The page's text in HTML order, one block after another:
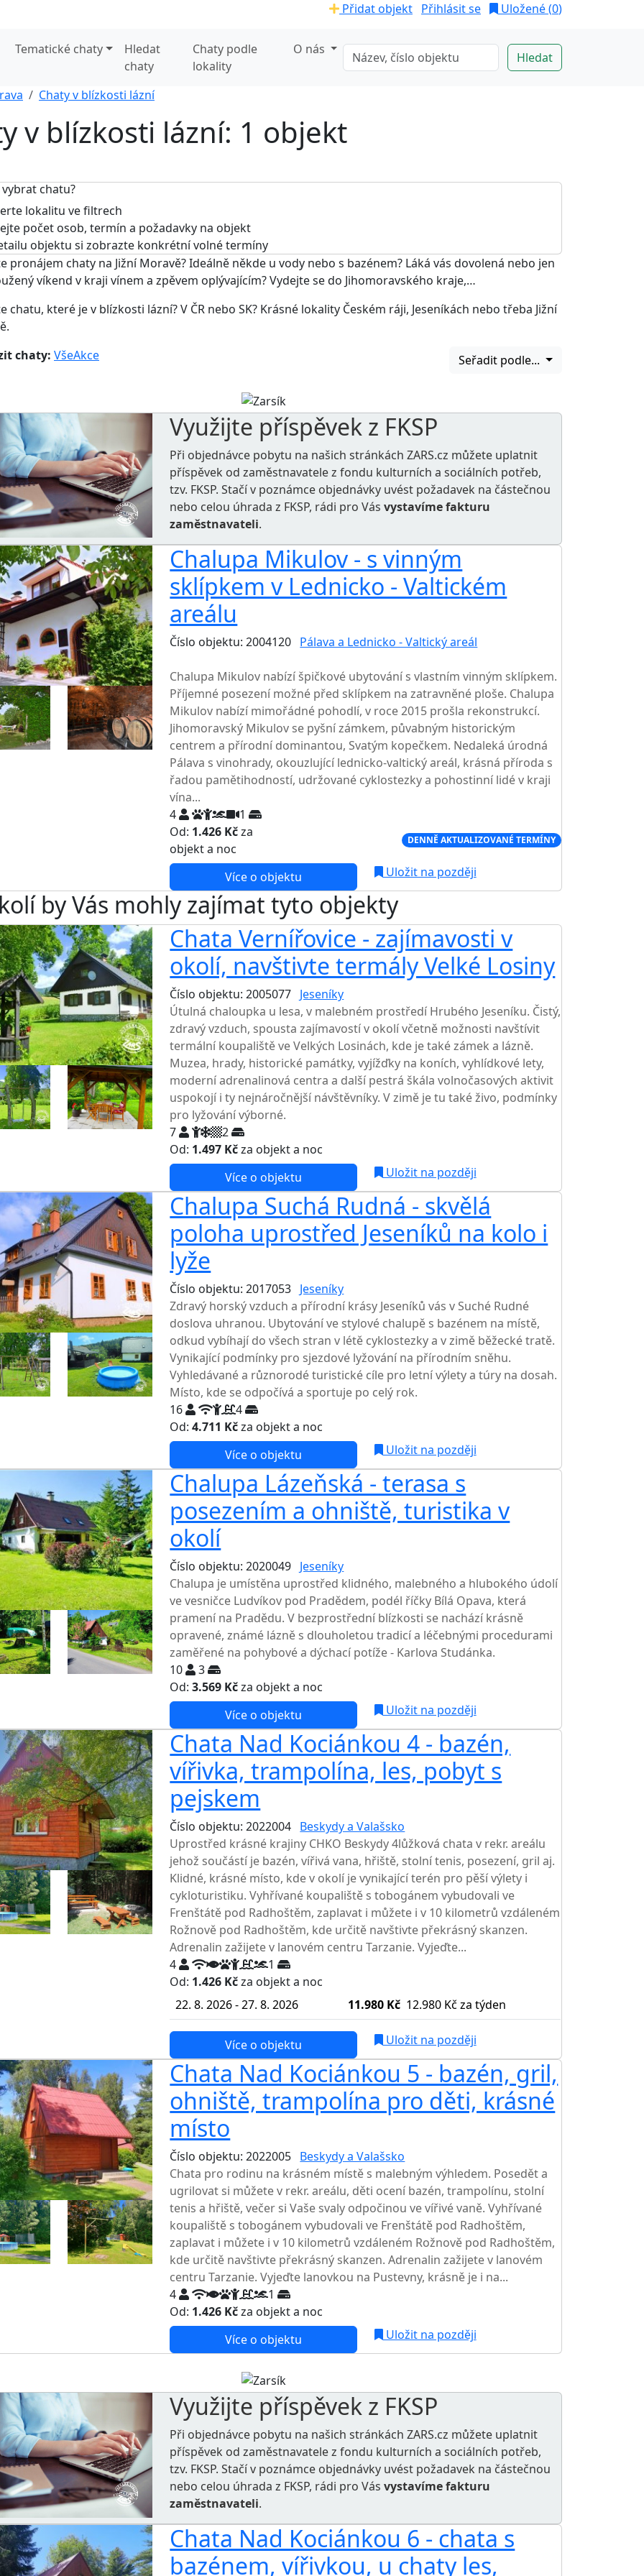
Přidat objekt Přihlásit se Uložené (0)
Tematické chaty
Hledat
chaty
Chaty podle
lokality
O nás
Chaty v blízkosti lázní
v blízkosti lázní: 1 objekt
chatu?
lokalitu ve filtrech
počet osob, termín a požadavky na objekt
objektu si zobrazte konkrétní volné termíny
pronájem chaty na Jižní Moravě? Ideálně někde u vody nebo s bazénem? Láká vás dovolená nebo jen
víkend v kraji vínem a zpěvem oplývajícím? Vydejte se do Jihomoravského kraje,…
chatu, které je v blízkosti lázní? V ČR nebo SK? Krásné lokality Českém ráji, Jeseníkách nebo třeba Jižní
chaty: VšeAkce Seřadit podle...
Využijte příspěvek z FKSP
Při objednávce pobytu na našich stránkách ZARS.cz můžete uplatnit
příspěvek od zaměstnavatele zfondu kulturních a sociálních potřeb,
tzv. FKSP. Stačí v poznámce objednávky uvést požadavek na částečnou
nebo celou úhrada z FKSP, rádi pro Vásvystavíme fakturu
zaměstnavateli.
Chalupa Mikulov - s vinným
sklípkem v Lednicko - Valtickém
areálu
Číslo objektu: 2004120 Pálava a Lednicko - Valtický areál
Chalupa Mikulov nabízí špičkové ubytování s vlastním vinným sklípkem.
Příjemné posezení možné před sklípkem na zatravněné ploše. Chalupa
Mikulov nabízí mimořádné pohodlí, v roce 2015 prošla rekonstrukcí.
Jihomoravský Mikulov se pyšní zámkem, půvabným historickým
centrem a přírodní dominantou, Svatým kopečkem. Nedaleká úrodná
Pálava s vinohrady, okouzlující lednicko-valtický areál, krásná příroda s
řadou pamětihodností, udržované cyklostezky a pohostinní lidé v kraji
vína...
4
1
Od: 1.426 Kčza
objekt a noc
DENNĚ AKTUALIZOVANÉ TERMÍNY
Více o objektu Uložit na později
by Vás mohly zajímat tyto objekty
Chata Vernířovice - zajímavosti v
okolí, navštivte termály Velké Losiny
Číslo objektu: 2005077 Jeseníky
Útulná chaloupka u lesa, v malebném prostředí Hrubého Jeseníku. Čistý,
zdravý vzduch, spousta zajímavostí v okolí včetně možnosti navštívit
termální koupaliště ve Velkých Losinách, kde je také zámek a lázně.
Muzea, hrady, historické památky, vyjížďky na koních, vyhlídkové lety,
moderní adrenalinová centra a další pestrá škála volnočasových aktivit
uspokojí i ty nejnáročnější návštěvníky. V zimě je tu také živo, podmínky
pro lyžování výborné.
7
2
Od: 1.497 Kčza objekt a noc
Více o objektu
Uložit na později
Chalupa Suchá Rudná - skvělá
poloha uprostřed Jeseníků na kolo i
lyže
Číslo objektu: 2017053 Jeseníky
Zdravý horský vzduch a přírodní krásy Jeseníků vás v Suché Rudné
doslova uhranou. Ubytování ve stylové chalupě s bazénem na místě,
odkud vybíhají do všech stran v létě cyklostezky a v zimě běžecké tratě.
Vynikající podmínky pro sjezdové lyžování na přírodním sněhu.
Vyhledávané a různorodé turistické cíle pro letní výlety a túry na dosah.
Místo, kde se odpočívá a sportuje po celý rok.
16
4
Od:4.711 Kčza objekt a noc
Více o objektu
Uložit na později
Chalupa Lázeňská - terasa s
posezením a ohniště, turistika v
okolí
Číslo objektu: 2020049 Jeseníky
Chalupa je umístěna uprostřed klidného, malebného a hlubokého údolí
ve vesničce Ludvíkov pod Pradědem, podél říčky Bílá Opava, která
pramení na Pradědu. V bezprostřední blízkosti se nachází krásně
opravené, známé lázně s dlouholetou tradicí a léčebnými procedurami
zaměřené na pohybové a dýchací potíže - Karlova Studánka.
10
3
Od:3.569 Kčza objekt a noc
Více o objektu
Uložit na později
Chata Nad Kociánkou 4 - bazén,
vířivka, trampolína, les, pobyt s
pejskem
Číslo objektu: 2022004 Beskydy a Valašsko
Uprostřed krásné krajiny CHKO Beskydy 4lůžková chata v rekr. areálu
jehož součástí je bazén, vířivá vana, hřiště, stolní tenis, posezení, gril aj.
Klidné, krásné místo, kde v okolí je vynikající terén pro pěší výlety i
cykloturistiku. Vyhřívané koupaliště s tobogánem vybudovali ve
Frenštátě pod Radhoštěm, zaplavat i můžete i v 10 kilometrů vzdáleném
Rožnově pod Radhoštěm, kde určitě navštivte překrásný skanzen.
Adrenalin zažijete v lanovém centru Tarzanie. Vyjeďte...
4
1
Od: 1.426 Kčza objekt a noc
22. 8. 2026 - 27. 8. 2026
11.980 Kč 12.980 Kč za týden
Více o objektu Uložit na později
Chata Nad Kociánkou 5 - bazén, gril,
ohniště, trampolína pro děti, krásné
místo
Číslo objektu: 2022005 Beskydy a Valašsko
Chata pro rodinu na krásném místě s malebným výhledem. Posedět a
ugrilovat si můžete v rekr. areálu, děti ocení bazén, trampolínu, stolní
tenis a hřiště, večer si Vaše svaly odpočinou ve vířivé vaně. Vyhřívané
koupaliště s tobogánem vybudovali ve Frenštátě pod Radhoštěm,
zaplavat i můžete i v 10 kilometrů vzdáleném Rožnově pod Radhoštěm,
kde určitě navštivte překrásný skanzen. Adrenalin zažijete v lanovém
centru Tarzanie. Vyjeďte lanovkou na Pustevny, krásně je i na...
4
1
Od: 1.426 Kčza objekt a noc
Více o objektu
Uložit na později
Využijte příspěvek z FKSP
Při objednávce pobytu na našich stránkách ZARS.cz můžete uplatnit
příspěvek od zaměstnavatele zfondu kulturních a sociálních potřeb,
tzv. FKSP. Stačí v poznámce objednávky uvést požadavek na částečnou
nebo celou úhrada z FKSP, rádi pro Vásvystavíme fakturu
zaměstnavateli.
Chata Nad Kociánkou 6 - chata s
bazénem, vířivkou, u chaty les,